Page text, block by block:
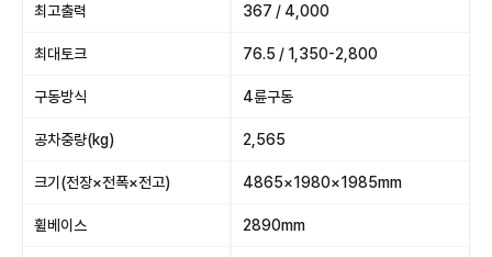
최고출력 367 / 4,000
최대토크 76.5 / 1,350-2,800
구동방식 4륜구동
공차중량(kg) 2,565
크기(전장×전폭×전고) 4865×1980×1985mm
휠베이스 2890mm